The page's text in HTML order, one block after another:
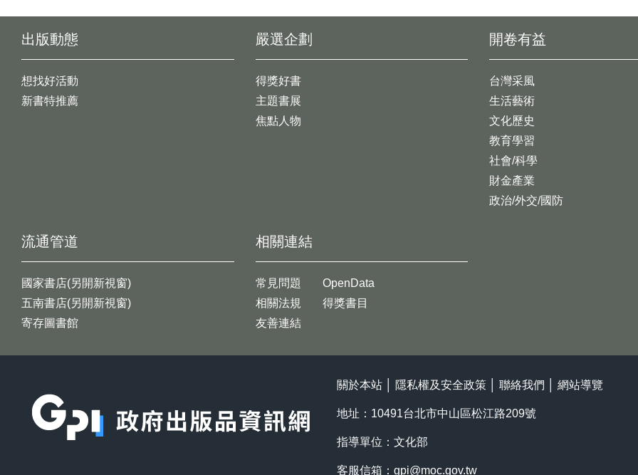
出版動態
想找好活動
新書特推薦
開卷有益
台灣采風
生活藝術
文化歷史
教育學習
社會/科學
財金產業
政治/外交/國防
嚴選企劃
得獎好書
主題書展
焦點人物
流通管道
國家書店(另開新視窗)
五南書店(另開新視窗)
寄存圖書館
相關連結
常見問題
相關法規
友善連結
OpenData
得獎書目
關於本站 隱私權及安全政策 聯絡我們 網站導覽
地址：10491台北市中山區松江路209號
指導單位：文化部
客服信箱： gpi@moc.gov.tw